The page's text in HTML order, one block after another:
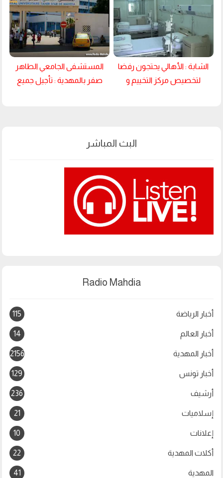
الشابة : الأهالي يحتجون رفضا
لتخصيص مركز التخييم و
المستشفى الجامعي الطاهر
صفر بالمهدية : تأجيل جميع
البث المباشر
Radio Mahdia
أخبار الرياضة 115
أخبار العالم 14
أخبار المهدية 2156
أخبار تونس 129
أرشيف
236
2
إسلاميات 21
إعلانات 10
أكلات المهدية 22
المهدية 41